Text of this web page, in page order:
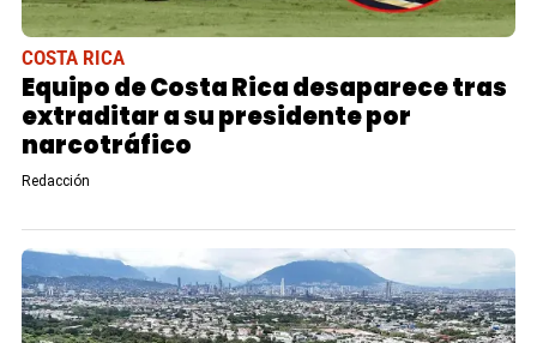
COSTA RICA
Equipo de Costa Rica desaparece tras
extraditar a su presidente por
narcotráfico
Redacción